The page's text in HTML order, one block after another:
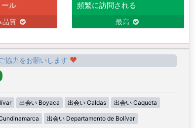
ル
品質
頻繁に訪問される
最高
協力をお願いします
出会い Boyaca 出会い Caldas 出会い Caqueta
出会い Departamento de Bolívar